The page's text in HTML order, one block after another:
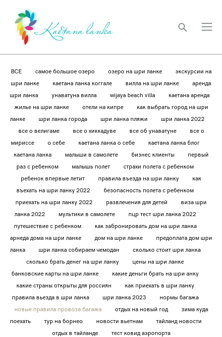
ВСЕ самое большое озеро озеро на шри ланке
экскурсии на
шри ланке
каетана ланка коггале вилла на шри ланке
аренда
шри ланка
унаватуна вилла wijaya beach villa
каетана аренда
жилье на шри ланке
отели на кипре
как выбрать город на шри
ланке
шри ланка города шри ланка пляжи
шри ланка 2022
все о велигаме
все о хиккадуве все об унаватуне
все о
мириссе
о себе каетана ланка о себе
каетана ланка блог
каетана ланка
малыши в самолете бизнес клиенты
первый
раз с ребенком
малышь полет
страхи полета с ребенком
ребенок впервые летит
правила въезда на шри ланку
как
въехать на шри ланку 2022
безопасность полета с ребенком
приехать на шри ланку 2022
развлечения для детей
виза шри
ланка 2022
мультики в самолете
пцр тест шри ланка 2022
путешествие с ребенком
как забронировать дом на шри ланка
арнеда дома на шри ланке
дом на шри ланке
предоплата дом шри
ланка
шри ланка собираем чемодан
сколько стоит шри ланка
сколько брать денег на шри ланку
цены на шри ланке
банковские карты на шри ланке
какие деньги брать на шри анку
какие страны открыты для россиян
как приехать в шри ланку
правила вьезда в шри ланка
шри ланка 2023
нормы багажа
новые правила провоза багажа
отдых на новый год
зима куда
поехать
тур на борнео новости вьетнам
тайланд новости
отдых в тайланде
тест ковид аэропорта